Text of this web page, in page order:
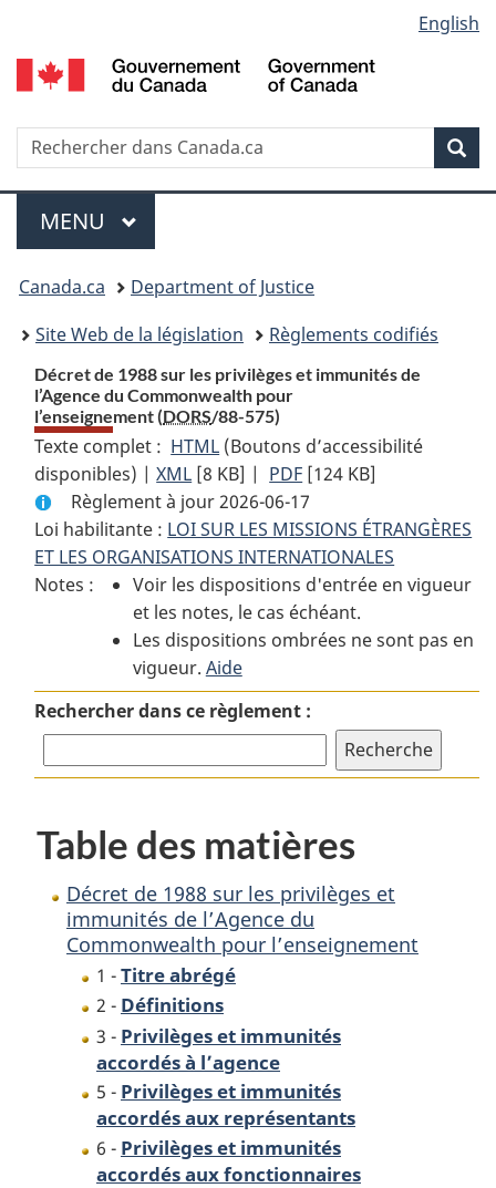
au
contenu
propos
de
la
HTML
simplifiée
selection
English
Recherche
Menu
MENU PRINCIPAL
You
are
here:
Canada.ca
Department of Justice
Site Web de la législation
Règlements codifiés
Décret de 1988 sur les privilèges et immunités de
l’Agence du Commonwealth pour
l’enseignement (DORS/88-575)
Texte complet : HTML Texte
complet
:
Décret
de
1988
sur
les
privilèges
et
immunités
l’Agence
Commonwealth
pour
l’enseignement
(Boutons d’accessibilité
disponibles) |XML Texte
complet
:
Décret
de
1988
sur
les
privilèges
et
de
du
Commonwealth
pour
l’enseignement
[8 KB] | PDF Texte
complet
:
Décret
de
1988
sur
privilèges
et
immunités
de
du
Commonwealth
pour
l’enseignement
[124 KB]
Règlement à jour 2026-06-17
Loi habilitante : LOI SUR LES MISSIONS ÉTRANGÈRES
ET LES ORGANISATIONS INTERNATIONALES
Notes :
Voir les dispositions d'entrée en vigueur
et les notes, le cas échéant.
Les dispositions ombrées ne sont pas en
vigueur. Aide
Rechercher dans ce règlement :
Table des matières
Décret de 1988 sur les privilèges et
immunités de l’Agence du
Commonwealth pour l’enseignement
1 -Titre abrégé
2 - Définitions
3 - Privilèges et immunités
accordés à l’agence
5 - Privilèges et immunités
accordés aux représentants
6 - Privilèges et immunités
accordés aux fonctionnaires